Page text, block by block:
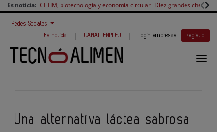
Es noticia: CETIM, biotecnología y economía circular Diez grandes chefs
Redes Sociales
Es noticia
| CANAL EMPLEO | Login empresas Registro
Una alternativa láctea sabrosa